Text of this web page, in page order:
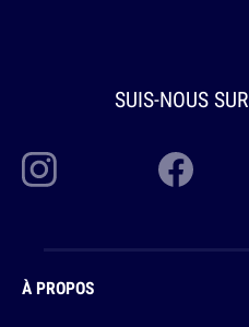
SUIS-NOUS SUR
À PROPOS